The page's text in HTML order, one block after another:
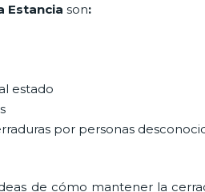
Estancia son:
estado
por personas
de cómo mantener la